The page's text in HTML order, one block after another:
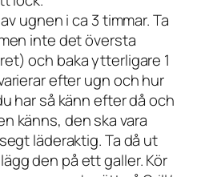
ugnen i ca 3 timmar. Ta
inte det översta
och baka ytterligare 1
efter ugn och hur
har så känn efter då och
känns, den ska vara
läderaktig. Ta då ut
den på ett galler. Kör